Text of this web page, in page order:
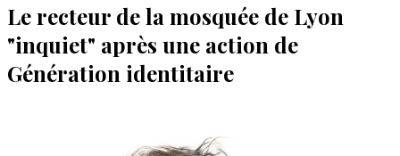
Le recteur de la mosquée de Lyon
"inquiet" après une action de
Génération identitaire